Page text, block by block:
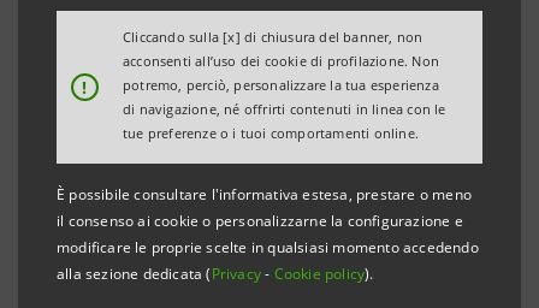
!
Cliccando sulla [x] di chiusura del banner, non
acconsenti all’uso dei cookie di profilazione. Non
potremo, perciò, personalizzare la tua esperienza
di navigazione, né offrirti contenuti in linea con le
tue preferenze o i tuoi comportamenti online.
È possibile consultare l'informativa estesa, prestare o meno
il consenso ai cookie o personalizzarne la configurazione e
modificare le proprie scelte in qualsiasi momento accedendo
alla sezione dedicata (Privacy- Cookie policy).
Cardea, riservato ai clienti Financial
Institutions del Gruppo, mette a
disposizione contenuti innovativi e servizi
per l'accesso e l'operatività sui mercati
finanziari globali
Massimo Mocio, Deputy Chief della
Divisione IMI CIB: “L’offerta di Cardea si